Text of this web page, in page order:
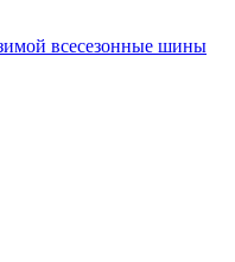
всесезонные шины